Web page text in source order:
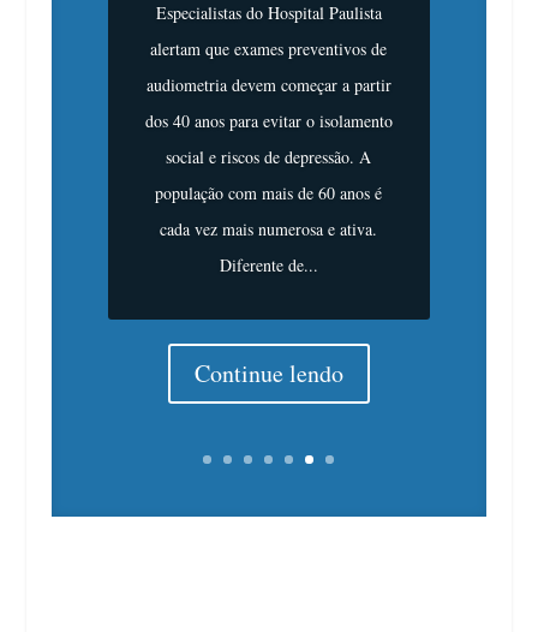
Especialistas do Hospital Paulista
alertam que exames preventivos de
audiometria devem começar a partir
dos 40 anos para evitar o isolamento
social e riscos de depressão. A
população com mais de 60 anos é
cada vez mais numerosa e ativa.
Diferente de...
Continue lendo